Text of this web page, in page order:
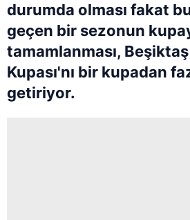
durumda olması fakat
geçen bir sezonun
tamamlanması,
Kupası'nı bir kupadan
getiriyor.